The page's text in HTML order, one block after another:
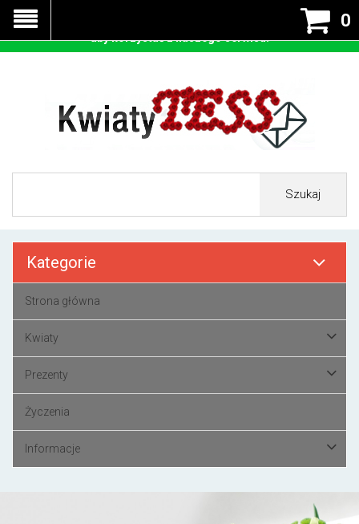
0
Szukaj
Kategorie
Strona główna
Kwiaty
Prezenty
Życzenia
Informacje
Nasza strona korzysta z cookies - czyli tzw ciastek w celu
prawidłowego działania. Zaakceptuj przyjmowanie cookies
aby korzystać z naszego serwisu.